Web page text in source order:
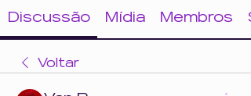
Discussão Mídia Membros
Voltar